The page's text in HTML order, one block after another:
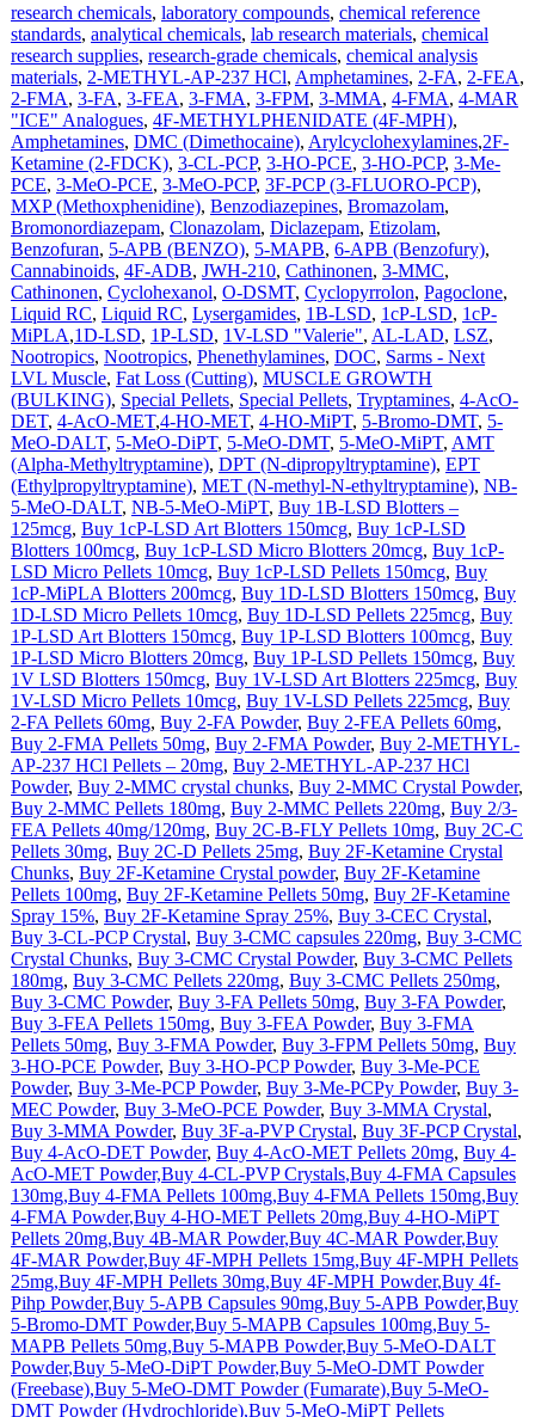
research chemicals, laboratory compounds, chemical reference
standards, analytical chemicals, lab research materials, chemical
research supplies, research-grade chemicals, chemical analysis
materials, 2-METHYL-AP-237 HCl, Amphetamines, 2-FA, 2-FEA,
2-FMA, 3-FA, 3-FEA, 3-FMA, 3-FPM, 3-MMA, 4-FMA, 4-MAR
"ICE" Analogues, 4F-METHYLPHENIDATE (4F-MPH),
Amphetamines, DMC (Dimethocaine), Arylcyclohexylamines,2F-
Ketamine (2-FDCK), 3-CL-PCP, 3-HO-PCE, 3-HO-PCP, 3-Me-
PCE, 3-MeO-PCE, 3-MeO-PCP, 3F-PCP (3-FLUORO-PCP),
MXP (Methoxphenidine), Benzodiazepines, Bromazolam,
Bromonordiazepam, Clonazolam, Diclazepam, Etizolam,
Benzofuran, 5-APB (BENZO), 5-MAPB, 6-APB (Benzofury),
Cannabinoids, 4F-ADB, JWH-210, Cathinonen, 3-MMC,
Cathinonen, Cyclohexanol, O-DSMT, Cyclopyrrolon, Pagoclone,
Liquid RC, Liquid RC, Lysergamides, 1B-LSD, 1cP-LSD, 1cP-
MiPLA,1D-LSD, 1P-LSD, 1V-LSD "Valerie", AL-LAD, LSZ,
Nootropics, Nootropics, Phenethylamines, DOC, Sarms - Next
LVL Muscle, Fat Loss (Cutting), MUSCLE GROWTH
(BULKING), Special Pellets, Special Pellets, Tryptamines, 4-AcO-
DET, 4-AcO-MET,4-HO-MET, 4-HO-MiPT, 5-Bromo-DMT, 5-
MeO-DALT, 5-MeO-DiPT, 5-MeO-DMT, 5-MeO-MiPT, AMT
(Alpha-Methyltryptamine), DPT (N-dipropyltryptamine), EPT
(Ethylpropyltryptamine), MET (N-methyl-N-ethyltryptamine), NB-
5-MeO-DALT, NB-5-MeO-MiPT, Buy 1B-LSD Blotters –
125mcg, Buy 1cP-LSD Art Blotters 150mcg, Buy 1cP-LSD
Blotters 100mcg, Buy 1cP-LSD Micro Blotters 20mcg, Buy 1cP-
LSD Micro Pellets 10mcg, Buy 1cP-LSD Pellets 150mcg, Buy
1cP-MiPLA Blotters 200mcg, Buy 1D-LSD Blotters 150mcg, Buy
1D-LSD Micro Pellets 10mcg, Buy 1D-LSD Pellets 225mcg, Buy
1P-LSD Art Blotters 150mcg, Buy 1P-LSD Blotters 100mcg, Buy
1P-LSD Micro Blotters 20mcg, Buy 1P-LSD Pellets 150mcg, Buy
1V LSD Blotters 150mcg, Buy 1V-LSD Art Blotters 225mcg, Buy
1V-LSD Micro Pellets 10mcg, Buy 1V-LSD Pellets 225mcg, Buy
2-FA Pellets 60mg, Buy 2-FA Powder, Buy 2-FEA Pellets 60mg,
Buy 2-FMA Pellets 50mg, Buy 2-FMA Powder, Buy 2-METHYL-
AP-237 HCl Pellets – 20mg, Buy 2-METHYL-AP-237 HCl
Powder, Buy 2-MMC crystal chunks, Buy 2-MMC Crystal Powder,
Buy 2-MMC Pellets 180mg, Buy 2-MMC Pellets 220mg, Buy 2/3-
FEA Pellets 40mg/120mg, Buy 2C-B-FLY Pellets 10mg, Buy 2C-C
Pellets 30mg, Buy 2C-D Pellets 25mg, Buy 2F-Ketamine Crystal
Chunks, Buy 2F-Ketamine Crystal powder, Buy 2F-Ketamine
Pellets 100mg, Buy 2F-Ketamine Pellets 50mg, Buy 2F-Ketamine
Spray 15%, Buy 2F-Ketamine Spray 25%, Buy 3-CEC Crystal,
Buy 3-CL-PCP Crystal, Buy 3-CMC capsules 220mg, Buy 3-CMC
Crystal Chunks, Buy 3-CMC Crystal Powder, Buy 3-CMC Pellets
180mg, Buy 3-CMC Pellets 220mg, Buy 3-CMC Pellets 250mg,
Buy 3-CMC Powder, Buy 3-FA Pellets 50mg, Buy 3-FA Powder,
Buy 3-FEA Pellets 150mg, Buy 3-FEA Powder, Buy 3-FMA
Pellets 50mg, Buy 3-FMA Powder, Buy 3-FPM Pellets 50mg, Buy
3-HO-PCE Powder, Buy 3-HO-PCP Powder, Buy 3-Me-PCE
Powder, Buy 3-Me-PCP Powder, Buy 3-Me-PCPy Powder, Buy 3-
MEC Powder, Buy 3-MeO-PCE Powder, Buy 3-MMA Crystal,
Buy 3-MMA Powder, Buy 3F-a-PVP Crystal, Buy 3F-PCP Crystal,
Buy 4-AcO-DET Powder, Buy 4-AcO-MET Pellets 20mg, Buy 4-
AcO-MET Powder,Buy 4-CL-PVP Crystals,Buy 4-FMA Capsules
130mg,Buy 4-FMA Pellets 100mg,Buy 4-FMA Pellets 150mg,Buy
4-FMA Powder,Buy 4-HO-MET Pellets 20mg,Buy 4-HO-MiPT
Pellets 20mg,Buy 4B-MAR Powder,Buy 4C-MAR Powder,Buy
4F-MAR Powder,Buy 4F-MPH Pellets 15mg,Buy 4F-MPH Pellets
25mg,Buy 4F-MPH Pellets 30mg,Buy 4F-MPH Powder,Buy 4f-
Pihp Powder,Buy 5-APB Capsules 90mg,Buy 5-APB Powder,Buy
5-Bromo-DMT Powder,Buy 5-MAPB Capsules 100mg,Buy 5-
MAPB Pellets 50mg,Buy 5-MAPB Powder,Buy 5-MeO-DALT
Powder,Buy 5-MeO-DiPT Powder,Buy 5-MeO-DMT Powder
(Freebase),Buy 5-MeO-DMT Powder (Fumarate),Buy 5-MeO-
DMT Powder (Hydrochloride),Buy 5-MeO-MiPT Pellets